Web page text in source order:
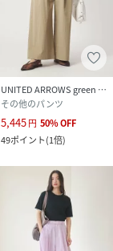
UNITED ARROWS green label relaxing
その他のパンツ
5,445円 50%OFF
49ポイント(1倍)